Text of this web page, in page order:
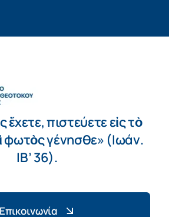
πιστεύετε εἰς τὸ
φωτὸς γένησθε» (Ιωάν.
ΙΒ’ 36).
Επικοινωνία